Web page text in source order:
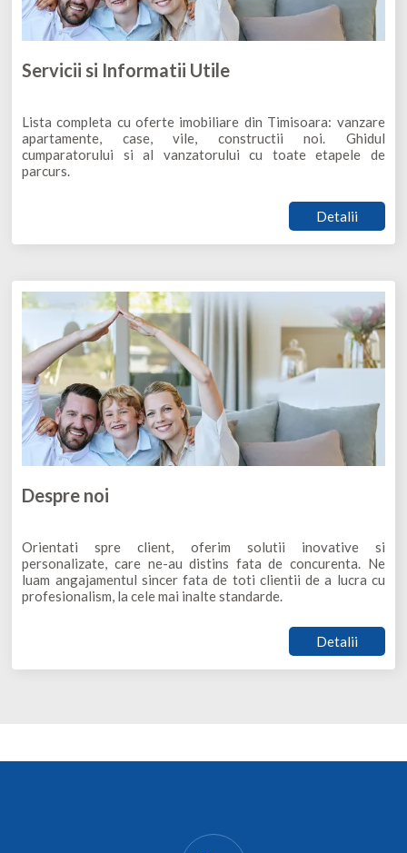
Servicii si Informatii Utile
Lista completa cu oferte imobiliare din Timisoara: vanzare
apartamente, case, vile, constructii noi. Ghidul
cumparatorului si al vanzatorului cu toate etapele de
parcurs.
Detalii
Despre noi
Orientati spre client, oferim solutii inovative si
personalizate, care ne-au distins fata de concurenta. Ne
luam angajamentul sincer fata de toti clientii de a lucra cu
profesionalism, la cele mai inalte standarde.
Detalii